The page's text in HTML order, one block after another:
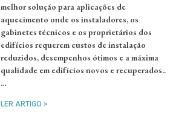
melhor solução para aplicações de
aquecimento onde os instaladores, os
gabinetes técnicos e os proprietários dos
edifícios requerem custos de instalação
reduzidos, desempenhos ótimos e a máxima
qualidade em edifícios novos e recuperados..
…
LER ARTIGO >